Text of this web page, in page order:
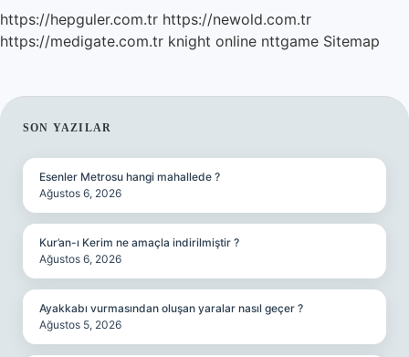
https://hepguler.com.tr https://newold.com.tr
https://medigate.com.tr knight online nttgame Sitemap
SIDEBAR
SON YAZILAR
Esenler Metrosu hangi mahallede ?
Ağustos 6, 2026
Kur’an-ı Kerim ne amaçla indirilmiştir ?
Ağustos 6, 2026
Ayakkabı vurmasından oluşan yaralar nasıl geçer ?
Ağustos 5, 2026